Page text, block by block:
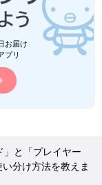
置いてしまうと動
んな時はミニタイ
コンパクトに作ら
作りや着替え・タ
ビーベッドの周り
お届け
プリ
」と「プレイヤー
分け方法を教えま